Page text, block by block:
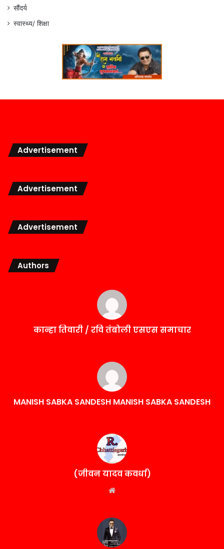
सौंदर्य
स्वास्थ्य/ शिक्षा
Advertisement
Advertisement
Advertisement
Authors
कान्हा तिवारी / रवि तंबोली एसएस समाचार
MANISH SABKA SANDESH MANISH SABKA SANDESH
(जीवन यादव कवर्धा)